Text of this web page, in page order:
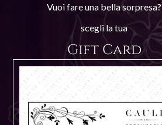
Vuoi fare una bella sorpresa?
scegli la tua
Gift Card